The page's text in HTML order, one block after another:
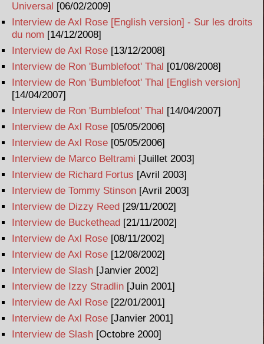
Universal [06/02/2009]
Interview de Axl Rose [English version] - Sur les droits
du nom [14/12/2008]
Interview de Axl Rose [13/12/2008]
Interview de Ron 'Bumblefoot' Thal [01/08/2008]
Interview de Ron 'Bumblefoot' Thal [English version]
[14/04/2007]
Interview de Ron 'Bumblefoot' Thal [14/04/2007]
Interview de Axl Rose [05/05/2006]
Interview de Axl Rose [05/05/2006]
Interview de Marco Beltrami [Juillet 2003]
Interview de Richard Fortus [Avril 2003]
Interview de Tommy Stinson [Avril 2003]
Interview de Dizzy Reed [29/11/2002]
Interview de Buckethead [21/11/2002]
Interview de Axl Rose [08/11/2002]
Interview de Axl Rose [12/08/2002]
Interview de Slash [Janvier 2002]
Interview de Izzy Stradlin [Juin 2001]
Interview de Axl Rose [22/01/2001]
Interview de Axl Rose [Janvier 2001]
Interview de Slash [Octobre 2000]